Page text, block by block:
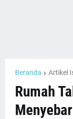
Beranda Artikel
Rumah